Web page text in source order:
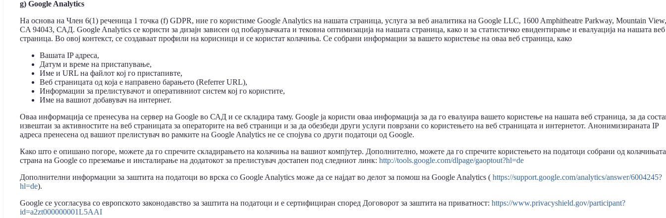
g) Google Analytics
На основа на Член 6(1) реченица 1 точка (f) GDPR, ние го користиме Google Analytics на нашата страница, услуга за веб аналитика на Google LLC, 1600 Amphitheatre Parkway, Mountain View,
CA 94043, САД. Google Analytics се користи за дизајн зависен од побарувачката и тековна оптимизација на нашата страница, како и за статистичко евидентирање и евалуација на нашата веб
страница. Во овој контекст, се создаваат профили на корисници и се користат колачиња. Се собрани информации за вашето користење на оваа веб страница, како
Вашата IP адреса,
Датум и време на пристапување,
Име и URL на файлот кој го пристапивте,
Веб страницата од која е направено барањето (Referrer URL),
Информации за прелистувачот и оперативниот систем кој го користите,
Име на вашиот добавувач на интернет.
Оваа информација се пренесува на сервер на Google во САД и се складира таму. Google ја користи оваа информација за да го евалуира вашето користење на нашата веб страница, за да
извештаи за активностите на веб страницата за операторите на веб страници и за да обезбеди други услуги поврзани со користењето на веб страницата и интернетот. Анонимизираната IP
адреса пренесена од вашиот прелистувач во рамките на Google Analytics не се спојува со други податоци од Google.
Како што е опишано погоре, можете да го спречите складирањето на колачиња на вашиот компјутер. Дополнително, можете да го спречите користењето на податоци собрани од
страна на Google со преземање и инсталирање на додатокот за прелистувач достапен под следниот линк: http://tools.google.com/dlpage/gaoptout?hl=de
Дополнителни информации за заштита на податоци во врска со Google Analytics може да се најдат во делот за помош на Google Analytics ( https://support.google.com/analytics/answer/6004245?
hl=de).
Google се усогласува со европското законодавство за заштита на податоци и е сертифициран според Договорот за заштита на приватност: https://www.privacyshield.gov/participant?
id=a2zt000000001L5AAI